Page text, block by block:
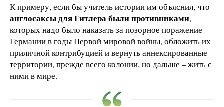
К примеру, если бы учитель истории им объяснил, что
англосаксы для Гитлера были противниками,
которых надо было наказать за позорное поражение
Германии в годы Первой мировой войны, обложить их
приличной контрибуцией и вернуть аннексированные
территории, прежде всего колонии, но дальше – жить с
ними в мире.